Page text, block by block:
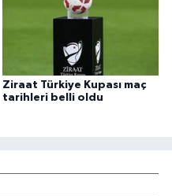
Ziraat Türkiye Kupası maç
tarihleri belli oldu